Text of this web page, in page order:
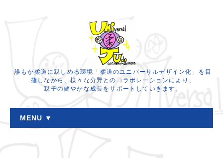
誰もが柔道に親しめる環境「柔道のユニバーサルデザイン化」を目
指しながら、様々な分野とのコラボレーションにより、
親子の健やかな成長をサポートしていきます。
MENU ▼